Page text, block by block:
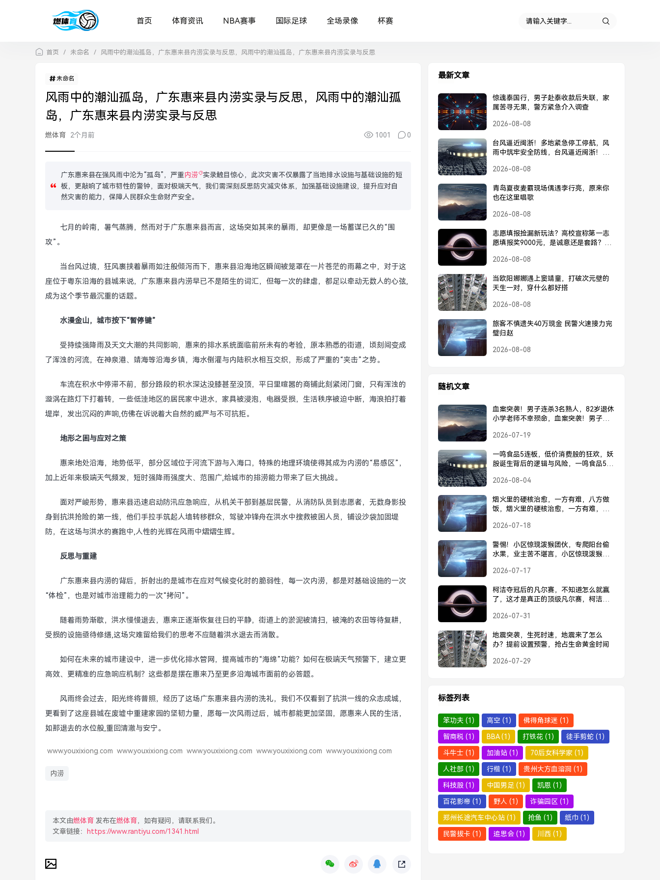
首页 体育资讯 NBA赛事 国际足球 全场录像 杯赛
首页 / 未命名 / 风雨中的潮汕孤岛，广东惠来县内涝实录与反思，风雨中的潮汕孤岛，广东惠来县内涝实录与反思
未命名
风雨中的潮汕孤岛，广东惠来县内涝实录与反思，风雨中的潮汕孤
岛，广东惠来县内涝实录与反思
燃体育 2个月前 1001 0
广东惠来县在强风雨中沦为“孤岛”，严重内涝
实录触目惊心，此次灾害不仅暴露了当地排水设施与基础设施的短
板，更敲响了城市韧性的警钟，面对极端天气，我们需深刻反思防灾减灾体系，加强基础设施建设，提升应对自
然灾害的能力，保障人民群众生命财产安全。
七月的岭南，暑气蒸腾，然而对于广东惠来县而言，这场突如其来的暴雨，却更像是一场蓄谋已久的“围
攻”。
当台风过境，狂风裹挟着暴雨如注般倾泻而下，惠来县沿海地区瞬间被笼罩在一片苍茫的雨幕之中，对于这
座位于粤东沿海的县城来说，广东惠来县内涝早已不是陌生的词汇，但每一次的肆虐，都足以牵动无数人的心弦,
成为这个季节最沉重的话题。
水漫金山，城市按下“暂停键”
受持续强降雨及天文大潮的共同影响，惠来的排水系统面临前所未有的考验，原本熟悉的街道，顷刻间变成
了浑浊的河流，在神泉港、靖海等沿海乡镇，海水倒灌与内陆积水相互交织，形成了严重的“夹击”之势。
车流在积水中停滞不前，部分路段的积水深达没膝甚至没顶，平日里喧嚣的商铺此刻紧闭门窗，只有浑浊的
漩涡在路灯下打着转，一些低洼地区的居民家中进水，家具被浸泡，电器受损，生活秩序被迫中断，海浪拍打着
堤岸，发出沉闷的声响,仿佛在诉说着大自然的威严与不可抗拒。
地形之困与应对之策
惠来地处沿海，地势低平，部分区域位于河流下游与入海口，特殊的地理环境使得其成为内涝的“易感区”，
加上近年来极端天气频发，短时强降雨强度大、范围广,给城市的排涝能力带来了巨大挑战。
面对严峻形势，惠来县迅速启动防汛应急响应，从机关干部到基层民警，从消防队员到志愿者，无数身影投
身到抗洪抢险的第一线，他们手拉手筑起人墙转移群众，驾驶冲锋舟在洪水中搜救被困人员，铺设沙袋加固堤
防，在这场与洪水的赛跑中,人性的光辉在风雨中熠熠生辉。
反思与重建
广东惠来县内涝的背后，折射出的是城市在应对气候变化时的脆弱性，每一次内涝，都是对基础设施的一次
“体检”，也是对城市治理能力的一次“拷问”。
随着雨势渐歇，洪水慢慢退去，惠来正逐渐恢复往日的平静，街道上的淤泥被清扫，被淹的农田等待复耕，
受损的设施亟待修缮,这场灾难留给我们的思考不应随着洪水退去而消散。
如何在未来的城市建设中，进一步优化排水管网，提高城市的“海绵”功能？如何在极端天气预警下，建立更
高效、更精准的应急响应机制？这些都是摆在惠来乃至更多沿海城市面前的必答题。
风雨终会过去，阳光终将普照，经历了这场广东惠来县内涝的洗礼，我们不仅看到了抗洪一线的众志成城，
更看到了这座县城在废墟中重建家园的坚韧力量，愿每一次风雨过后，城市都能更加坚固，愿惠来人民的生活，
如那退去的水位般,重回清澈与安宁。
www.youxixiong.com www.youxixiong.com www.youxixiong.com www.youxixiong.com www.youxixiong.com
内涝
本文由燃体育 发布在燃体育，如有疑问，请联系我们。
文章链接：
https://www.rantiyu.com/1341.html
最新文章
惊魂泰国行，男子赴泰收款后失联，家
属苦寻无果，警方紧急介入调查
2026-08-08
台风逼近闽浙！多地紧急停工停航，风
雨中筑牢安全防线，台风逼近闽浙！多
2026-08-08
青岛夏夜麦霸现场偶遇李行亮，原来你
也在这里唱歌
2026-08-08
志愿填报捡漏新玩法？高校宣称第一志
愿填报奖9000元，是诚意还是套路？高
套路？
2026-08-08
当欧阳娜娜遇上窦靖童，打破次元壁的
天生一对，穿什么都好搭
2026-08-08
旅客不慎遗失40万现金 民警火速接力完
璧归赵
2026-08-08
随机文章
血案突袭！男子连杀3名熟人，82岁退休
小学老师不幸殒命，血案突袭！男子连
2026-07-19
一鸣食品5连板，低价消费股的狂欢，妖
股诞生背后的逻辑与风险，一鸣食品5连
的逻辑与风险
2026-08-04
烟火里的硬核治愈，一方有难，八方做
饭，烟火里的硬核治愈，一方有难，八
2026-07-18
警惕！小区惊现泼猴团伙，专爬阳台偷
水果，业主苦不堪言，小区惊现泼猴团
2026-07-17
柯洁夺冠后的凡尔赛，不知道怎么就赢
了，这才是真正的顶级凡尔赛，柯洁夺
才是真正的顶级凡尔赛
2026-07-31
地震突袭，生死时速，地震来了怎么
办？提前设置预警，抢占生命黄金时间
2026-07-29
标签列表
笨功夫 (1) 高空 (1) 佛得角球迷 (1)
智商税 (1) BBA(1) 打铁花 (1) 徒手剪蛇 (1)
斗牛士 (1) 加油站 (1) 70后女科学家 (1)
人社部 (1) 行楷 (1) 贵州大方血溶洞 (1)
科技股 (1) 中国男足 (1) 凯恩 (1)
百花影帝 (1) 野人 (1) 诈骗园区 (1)
郑州长途汽车中心站 (1) 抢鱼 (1) 纸巾 (1)
民警拔卡 (1) 追思会 (1) 川西 (1)